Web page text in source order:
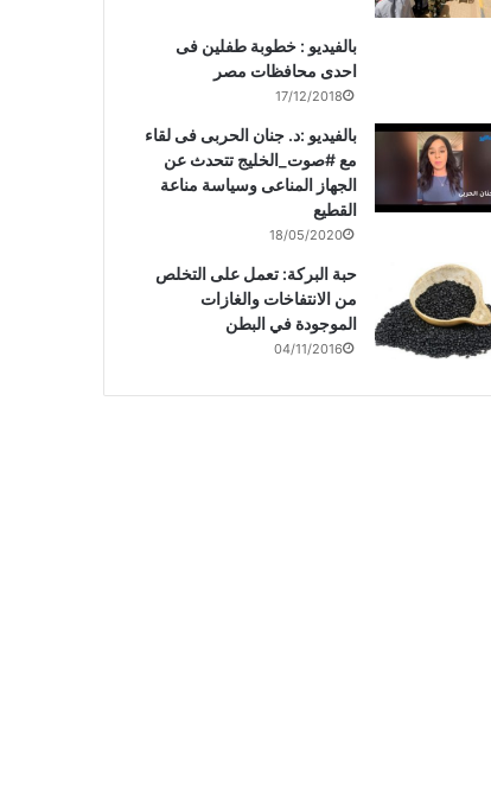
بالفيديو : خطوبة طفلين فى
احدى محافظات مصر
17/12/2018
بالفيديو :د. جنان الحربى فى لقاء
مع #صوت_الخليج تتحدث عن
الجهاز المناعى وسياسة مناعة
القطيع
18/05/2020
حبة البركة: تعمل على التخلص
من الانتفاخات والغازات
الموجودة في البطن
04/11/2016